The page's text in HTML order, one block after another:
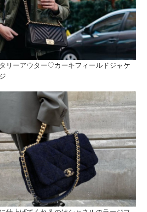
リーアウター♡カーキフィールドジャケ